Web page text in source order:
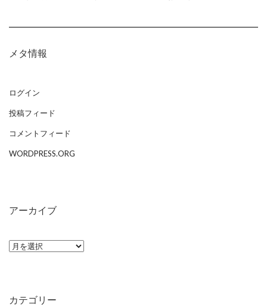
メタ情報
ログイン
投稿フィード
コメントフィード
WORDPRESS.ORG
アーカイブ
ア
ブ
カテゴリー